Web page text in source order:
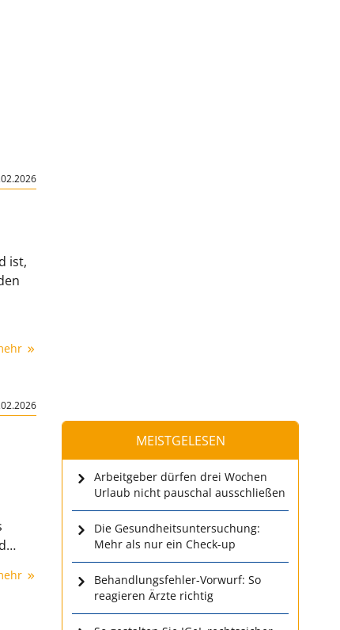
ist,
MEISTGELESEN
Arbeitgeber dürfen drei Wochen
Urlaub nicht pauschal ausschließen
Die Gesundheitsuntersuchung:
Mehr als nur ein Check-up
Behandlungsfehler-Vorwurf: So
reagieren Ärzte richtig